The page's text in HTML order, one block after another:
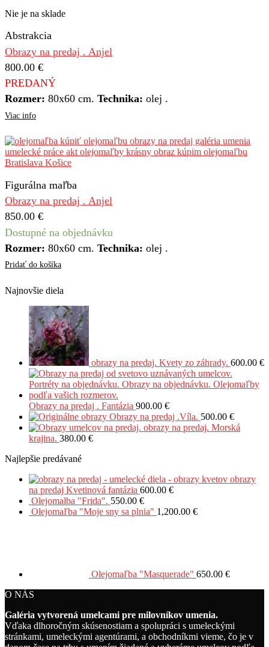
Nie je na sklade
Abstrakcia
Obrazy na predaj . Anjel
800.00 €
PREDANÝ
Rozmer: 80x60 cm. Technika: olej .
Viac info
Figurálna maľba
Obrazy na predaj . Anjel
850.00 €
Dostupné na objednávku
Rozmer: 80x60 cm. Technika: olej .
Pridať do košíka
Najnovšie diela
obrazy na predaj. Kvety zo záhrady. 600.00 €
Obrazy na predaj . Fantázia 900.00 €
Obrazy na predaj .Víla. 500.00 €
obrazy na predaj. Morská
krajina. 380.00 €
Najlepšie predávané
obrazy
na predaj Kvetinová fantázia 600.00 €
Olejomalba "Frida". 550.00 €
Olejomaľba "Moje sny sa plnia" 1,200.00 €
Olejomaľba "Masquerade" 650.00 €
O NÁS
Galéria vytvorená umelcami pre milovníkov umenia.
Vďaka dlhoročným skúsenostiam a spolupráci s umeleckými
stránkami, umeleckými agentúrami, a obchodníkmi vieme, čo je v